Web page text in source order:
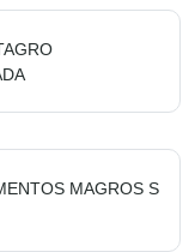
MAGROS S